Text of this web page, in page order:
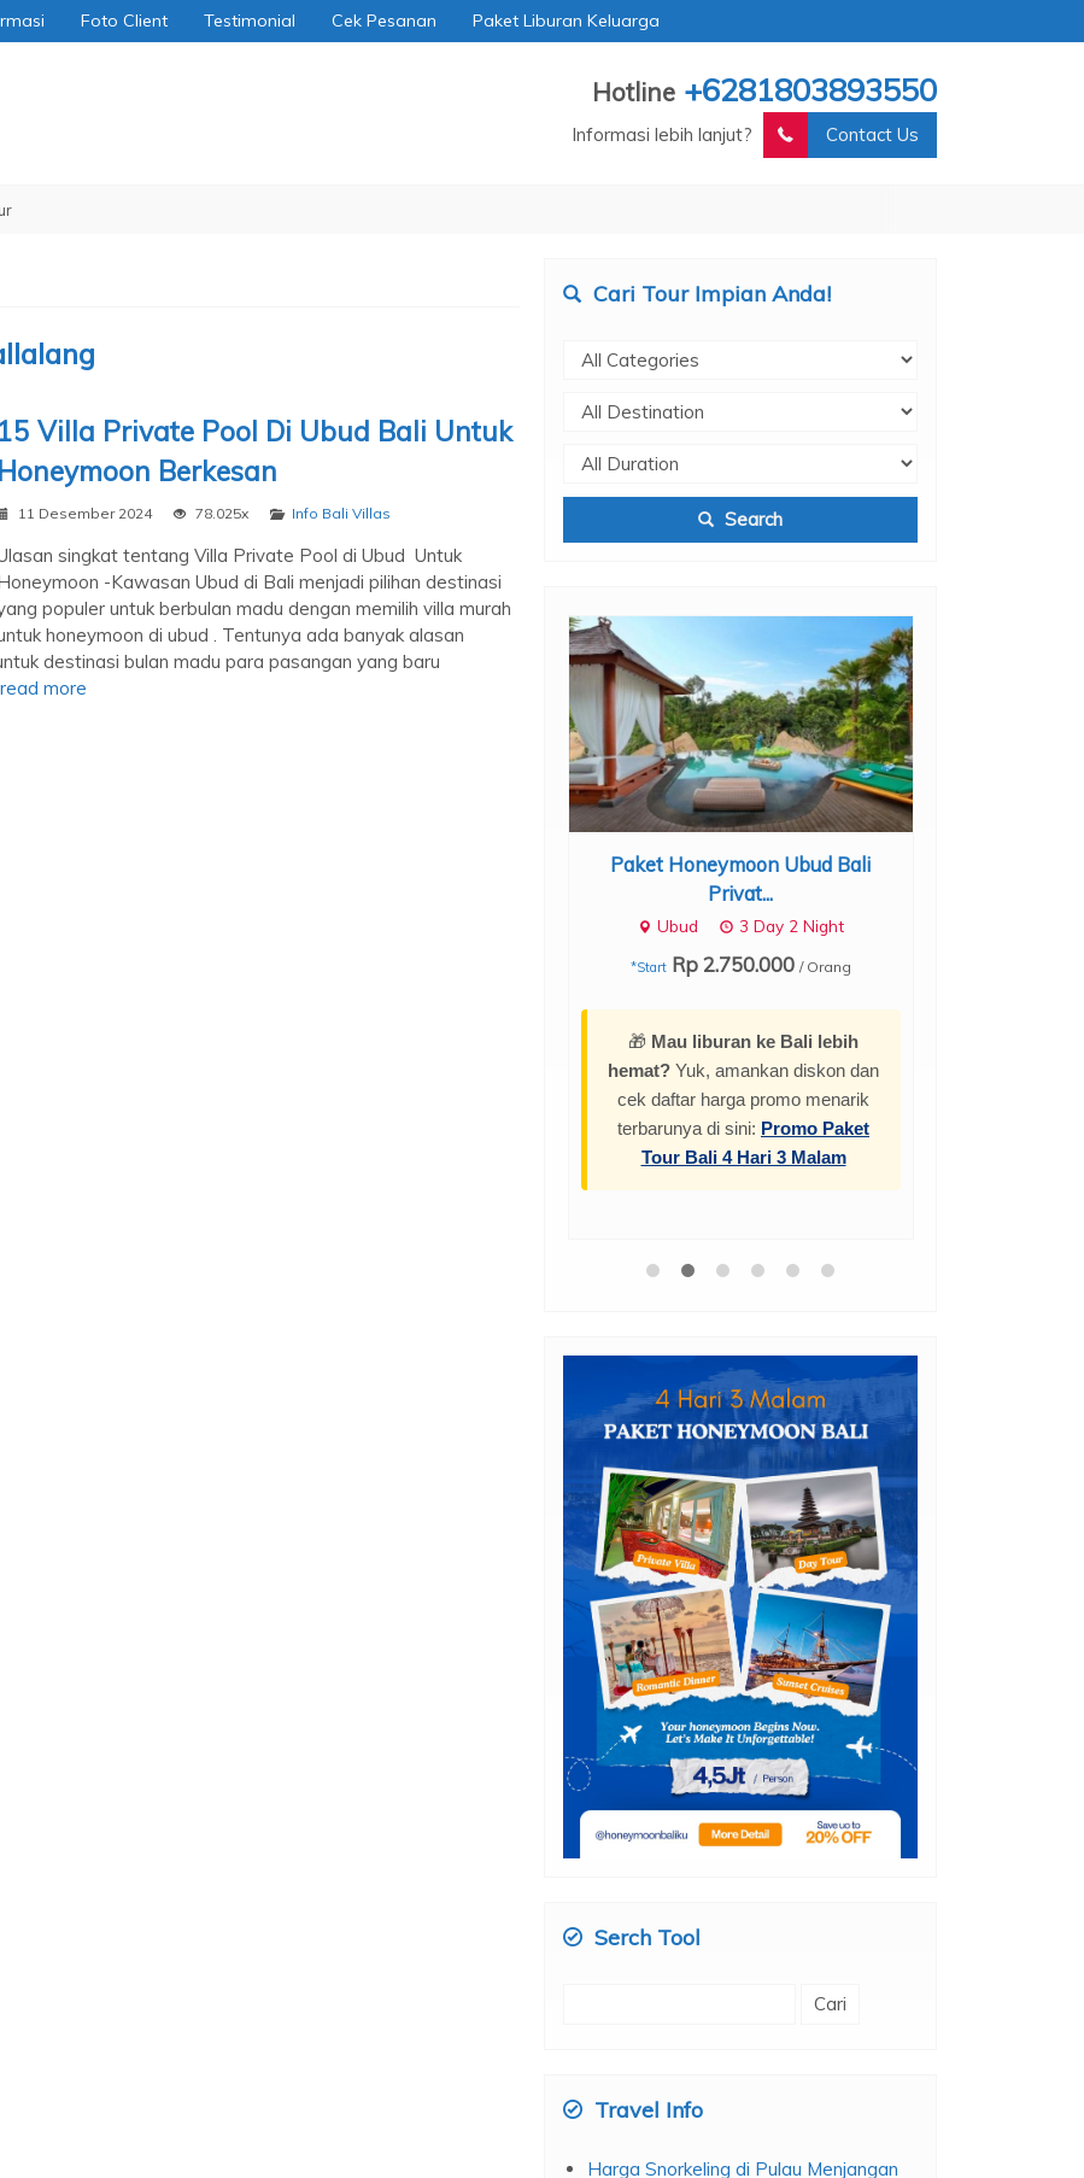
Foto Client Testimonial Cek Pesanan Paket Liburan Keluarga
Hotline +6281803893550
Informasi lebih lanjut? Contact Us
15 Villa Private Pool Di Ubud Bali Untuk
Honeymoon Berkesan
11 Desember 2024 78.025x Info Bali Villas
singkat tentang Villa Private Pool di Ubud Untuk
-Kawasan Ubud di Bali menjadi pilihan destinasi
populer untuk berbulan madu dengan memilih villa murah
honeymoon di ubud . Tentunya ada banyak alasan
destinasi bulan madu para pasangan yang baru
read more
Cari Tour Impian Anda!
Search
Paket Honeymoon Ubud Bali
Privat...
Ubud 3 Day 2 Night
*Start Rp 2.750.000 / Orang
🎁 Mau liburan ke Bali lebih
hemat? Yuk, amankan diskon dan
cek daftar harga promo menarik
terbarunya di sini: Promo Paket
Tour Bali 4 Hari 3 Malam
Serch Tool
Travel Info
Harga Snorkeling di Pulau Menjangan